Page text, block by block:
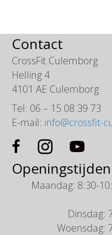
Contact
CrossFit Culemborg
Helling 4
4101 AE Culemborg
Tel: 06 – 15 08 39 73
E-mail: info@crossfit-
Openingstijden
Maandag: 8:30-
Dinsdag:
Woensdag: